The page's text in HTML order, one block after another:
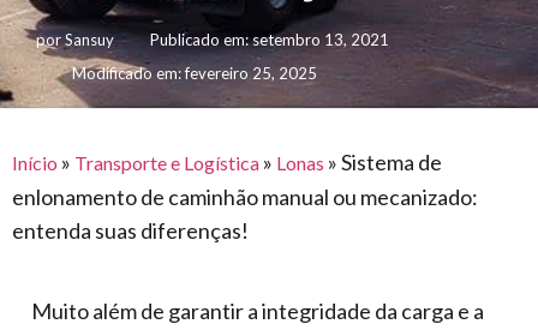
premiações
eventos
para
o
agronegócio
feira
toldos
offshore
construção
civil
piscinas
mercado
automotivo
calçados,
e logística
armazenagem
lonas
porSansuy Publicado em:setembro 13, 2021
Modificado em: fevereiro 25, 2025
Início » Transporte e Logística » Lonas »Sistema de
enlonamento de caminhão manual ou mecanizado:
entenda suas diferenças!
Muito além de garantir a integridade da carga e a